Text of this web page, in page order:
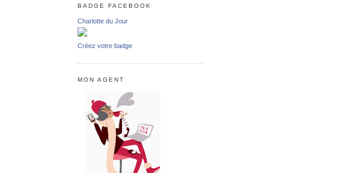
BADGE FACEBOOK
Charlotte du Jour
Créez votre badge
MON AGENT